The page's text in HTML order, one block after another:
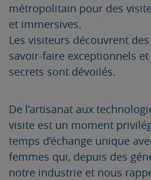
métropolitain pour des
et immersives.
Les visiteurs découvrent
savoir-faire exceptionnels
secrets sont dévoilés.
De l’artisanat aux
visite est un moment
temps d’échange unique
femmes qui, depuis des
notre industrie et nous